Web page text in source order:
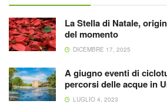
La Stella di Natale,
del momento
DICEMBRE 17, 2025
A giugno eventi di
percorsi delle acque in
LUGLIO 4, 2023